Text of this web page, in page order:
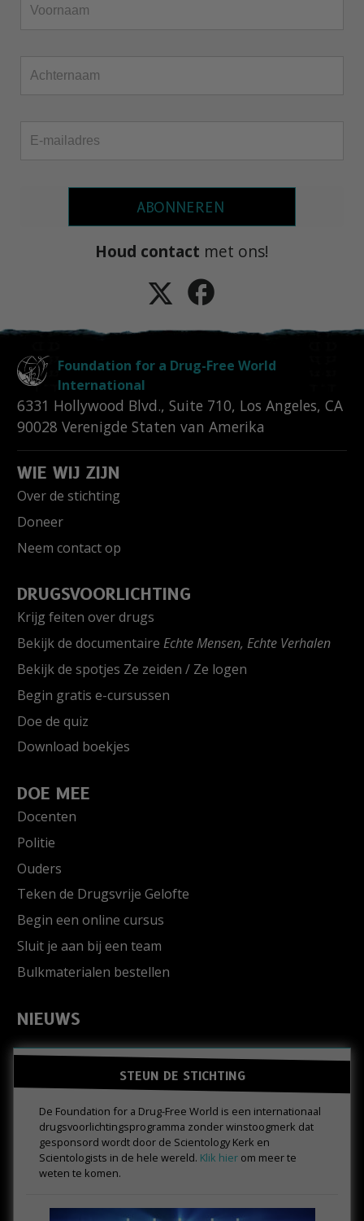
ABONNEREN
Houd contact met ons!
Foundation for a Drug-Free World
International
6331 Hollywood Blvd., Suite 710, Los Angeles, CA
90028 Verenigde Staten van Amerika
WIE WIJ ZIJN
Over de stichting
Doneer
Neem contact op
DRUGSVOORLICHTING
Krijg feiten over drugs
Bekijk de documentaire Echte Mensen, Echte Verhalen
Bekijk de spotjes Ze zeiden / Ze logen
Begin gratis e-cursussen
Doe de quiz
Download boekjes
DOE MEE
Docenten
Politie
Ouders
Teken de Drugsvrije Gelofte
Begin een online cursus
Sluit je aan bij een team
Bulkmaterialen bestellen
NIEUWS
STEUN DE STICHTING
De Foundation for a Drug-Free World is een internationaal
drugs­voorlichtings­programma zonder winstoogmerk dat
gesponsord wordt door de Scientology Kerk en
Scientologists in de hele wereld. Klik hier om meer te
weten te komen.